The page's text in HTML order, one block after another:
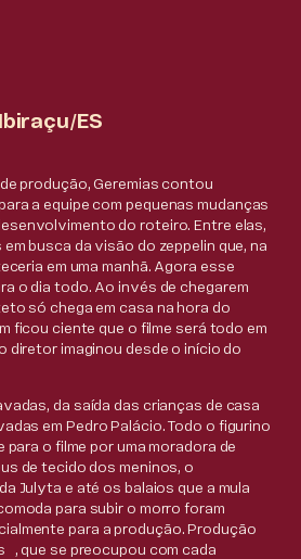
ES
produção, Geremias contou
a equipe com pequenas mudanças
do roteiro. Entre elas,
busca da visão do zeppelin que, na
em uma manhã. Agora esse
o dia todo. Ao invés de chegarem
só chega em casa na hora do
ficou ciente que o filme será todo em
diretor imaginou desde o início do
da saída das crianças de casa
em Pedro Palácio. Todo o figurino
o filme por uma moradora de
de tecido dos meninos, o
Julyta e até os balaios que a mula
para subir o morro foram
para a produção. Produção
, que se preocupou com cada